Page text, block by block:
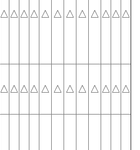
△ △ △ △ △ △ △ △ △ △ △ △
△ △ △ △ △ △ △ △ △ △ △ △